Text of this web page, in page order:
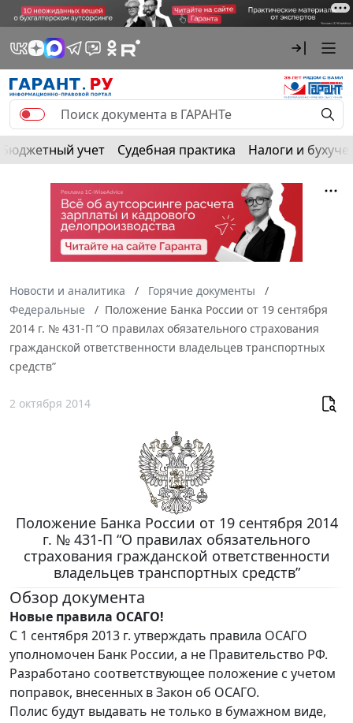
Бюджетный учет Судебная практика Налоги и
Новости и аналитика
Горячие документы
Федеральные
Положение Банка России от 19 сентября
2014 г. № 431-П “О правилах обязательного страхования
гражданской ответственности владельцев транспортных
средств”
2 октября 2014
Положение Банка России от 19 сентября 2014
г. № 431-П “О правилах обязательного
страхования гражданской ответственности
владельцев транспортных средств”
Обзор документа
Новые правила ОСАГО!
С 1 сентября 2013 г. утверждать правила ОСАГО
уполномочен Банк России, а не Правительство РФ.
Разработано соответствующее положение с учетом
поправок, внесенных в Закон об ОСАГО.
Полис будут выдавать не только в бумажном виде,